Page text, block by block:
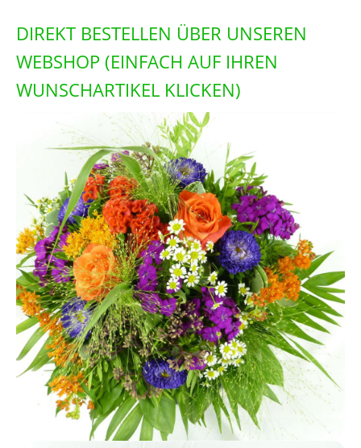
DIREKT BESTELLEN ÜBER UNSEREN
WEBSHOP (EINFACH AUF IHREN
WUNSCHARTIKEL KLICKEN)